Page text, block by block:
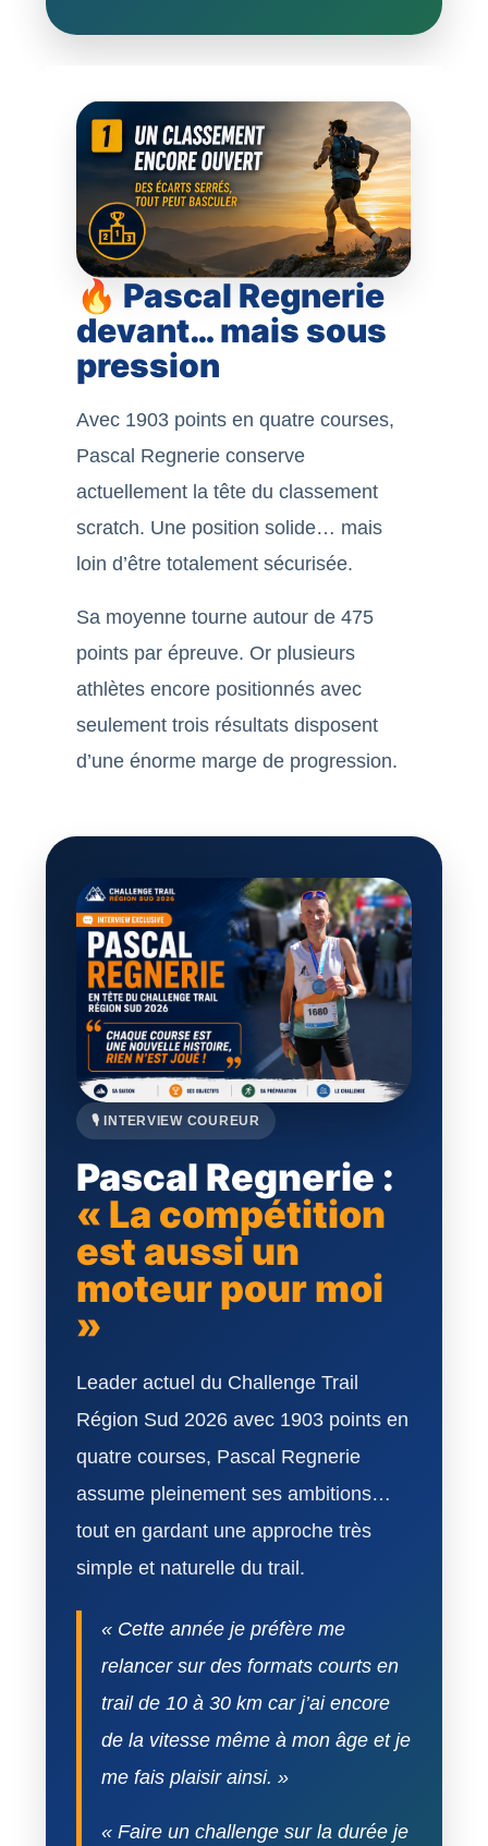
🔥 Pascal Regnerie
devant… mais sous
pression
Avec 1903 points en quatre courses,
Pascal Regnerie conserve
actuellement la tête du classement
scratch. Une position solide… mais
loin d’être totalement sécurisée.
Sa moyenne tourne autour de 475
points par épreuve. Or plusieurs
athlètes encore positionnés avec
seulement trois résultats disposent
d’une énorme marge de progression.
🎙️ INTERVIEW COUREUR
Pascal Regnerie :
« La compétition
est aussi un
moteur pour moi
»
Leader actuel du Challenge Trail
Région Sud 2026 avec 1903 points en
quatre courses, Pascal Regnerie
assume pleinement ses ambitions…
tout en gardant une approche très
simple et naturelle du trail.
« Cette année je préfère me
relancer sur des formats courts en
trail de 10 à 30 km car j’ai encore
de la vitesse même à mon âge et je
me fais plaisir ainsi. »
« Faire un challenge sur la durée je